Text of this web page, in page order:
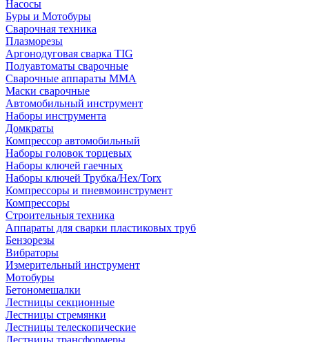
Насосы
Буры и Мотобуры
Сварочная техника
Плазморезы
Аргонодуговая сварка TIG
Полуавтоматы сварочные
Сварочные аппараты ММА
Маски сварочные
Автомобильный инструмент
Наборы инструмента
Домкраты
Компрессор автомобильный
Наборы головок торцевых
Наборы ключей гаечных
Наборы ключей Трубка/Hex/Torx
Компрессоры и пневмоинструмент
Компрессоры
Строительныя техника
Аппараты для сварки пластиковых труб
Бензорезы
Вибраторы
Измерительный инструмент
Мотобуры
Бетономешалки
Лестницы секционные
Лестницы стремянки
Лестницы телескопические
Лестницы трансформеры